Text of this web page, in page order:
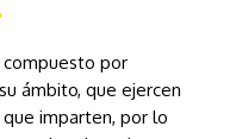
por
ámbito, que ejercen
imparten, por lo